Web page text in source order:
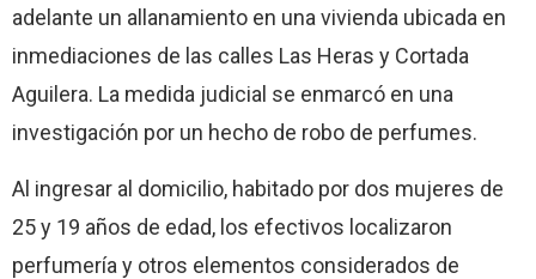
adelante un allanamiento en una vivienda ubicada en
inmediaciones de las calles Las Heras y Cortada
Aguilera. La medida judicial se enmarcó en una
investigación por un hecho de robo de perfumes.
Al ingresar al domicilio, habitado por dos mujeres de
25 y 19 años de edad, los efectivos localizaron
perfumería y otros elementos considerados de